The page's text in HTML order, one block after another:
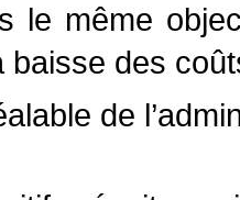
le même
baisse des
de